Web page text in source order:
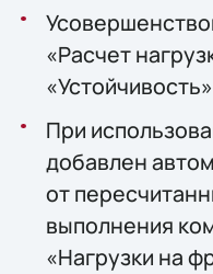
«Расчет
При
добавлен
от
выполнения
«Нагрузки на